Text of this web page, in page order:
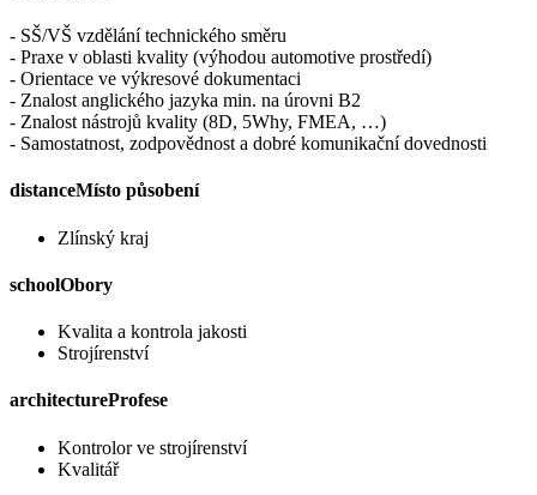
- SŠ/VŠ vzdělání technického směru
- Praxe v oblasti kvality (výhodou automotive prostředí)
- Orientace ve výkresové dokumentaci
- Znalost anglického jazyka min. na úrovni B2
- Znalost nástrojů kvality (8D, 5Why, FMEA, …)
- Samostatnost, zodpovědnost a dobré komunikační dovednosti
distanceMísto působení
Zlínský kraj
schoolObory
Kvalita a kontrola jakosti
Strojírenství
architectureProfese
Kontrolor ve strojírenství
Kvalitář